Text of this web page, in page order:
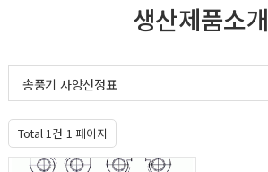
생산제품소개
송풍기 사양선정표
Total 1건 1 페이지